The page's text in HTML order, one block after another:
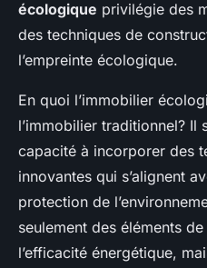
écologique privilégie des
des techniques de
l’empreinte écologique.
En quoi l’immobilier
l’immobilier traditionnel? Il
capacité à incorporer des
innovantes qui s’alignent
protection de
seulement des éléments
l’efficacité énergétique,